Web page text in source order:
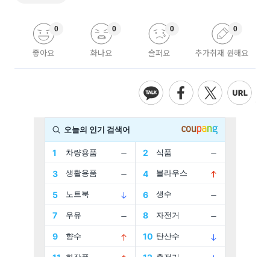
좋아요
0
화나요
0
슬퍼요
0
추가취재 원해요
0